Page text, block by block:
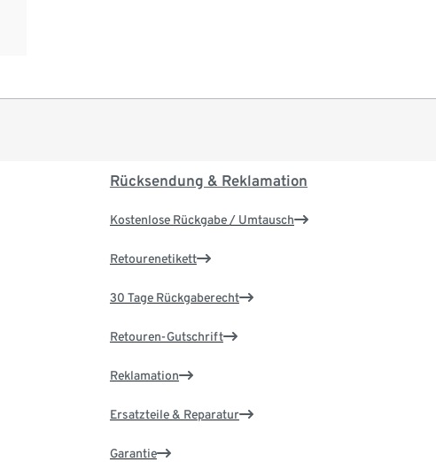
Rücksendung & Reklamation
Kostenlose Rückgabe / Umtausch
Retourenetikett
30 Tage Rückgaberecht
Retouren-Gutschrift
Reklamation
Ersatzteile & Reparatur
Garantie